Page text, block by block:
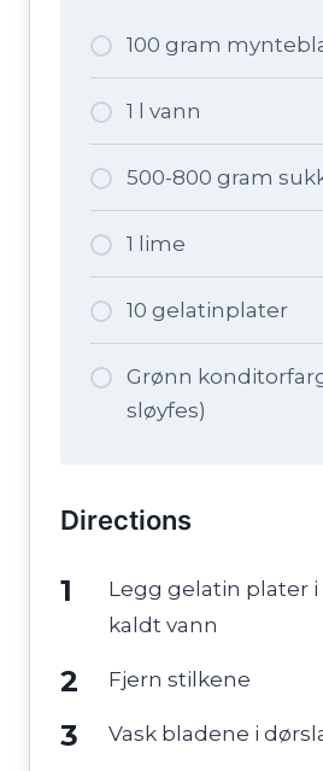
100 gram
1 l vann
500-800 gram
1 lime
10 gelatinplater
Grønn
sløyfes)
Directions
Legg gelatin plater i
kaldt vann
Fjern stilkene
Vask bladene i